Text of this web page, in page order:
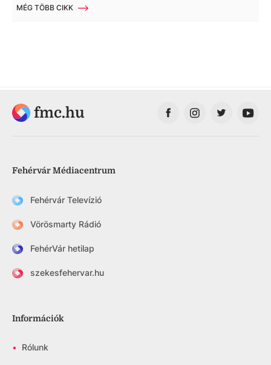
MÉG TÖBB CIKK
fmc.hu
Fehérvár Médiacentrum
Fehérvár Televízió
Vörösmarty Rádió
FehérVár hetilap
szekesfehervar.hu
Információk
• Rólunk